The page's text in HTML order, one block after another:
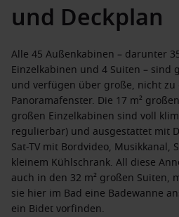
und Deckplan
Alle 45 Außenkabinen – darunter
Einzelkabinen und 4 Suiten – sind
und verfügen über große, nicht zu
Panoramafenster. Die 17 m²
großen Einzelkabinen sind voll
regulierbar) und ausgestattet mit
Sat-TV mit Bordvideo, Musikkanal,
kleinem Kühlschrank. All diese
auch in den 32 m² großen Suiten,
sie hier im Bad eine Badewanne
ein Bidet vorfinden.